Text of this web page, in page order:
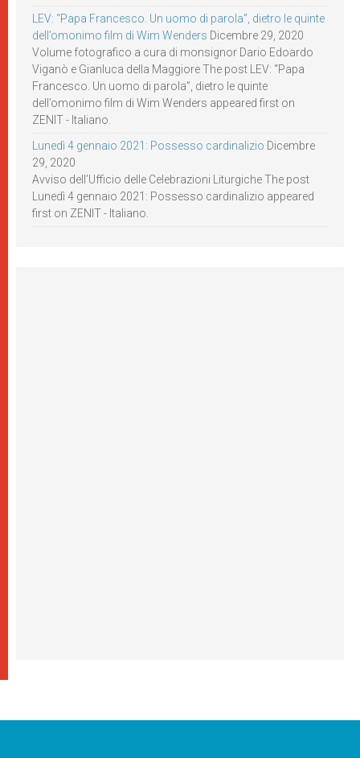
LEV: “Papa Francesco. Un uomo di parola”, dietro le quinte
dell’omonimo film di Wim Wenders Dicembre 29, 2020
Volume fotografico a cura di monsignor Dario Edoardo
Viganò e Gianluca della Maggiore The post LEV: “Papa
Francesco. Un uomo di parola”, dietro le quinte
dell’omonimo film di Wim Wenders appeared first on
ZENIT - Italiano.
Lunedì 4 gennaio 2021: Possesso cardinalizio Dicembre
29, 2020
Avviso dell’Ufficio delle Celebrazioni Liturgiche The post
Lunedì 4 gennaio 2021: Possesso cardinalizio appeared
first on ZENIT - Italiano.